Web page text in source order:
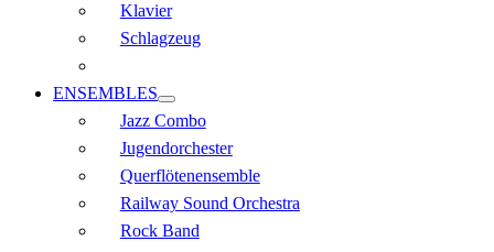
Klavier
Schlagzeug
ENSEMBLES
Jazz Combo
Jugendorchester
Querflöten­ensemble
Railway Sound Orchestra
Rock Band